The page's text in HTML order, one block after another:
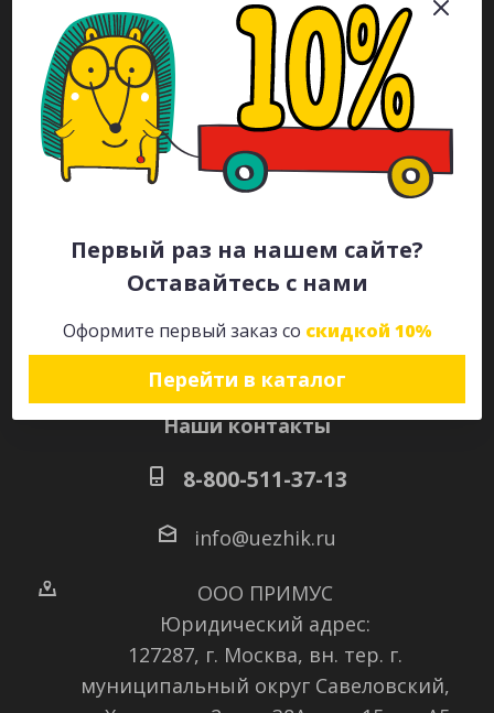
Первый раз на нашем сайте?
Оставайтесь с нами
Оформите первый заказ со скидкой 10%
Перейти в каталог
Гарантия на товар
Раскраски
Рекламодателям
Каталог
Будьте всегда в курсе!
Наши контакты
8-800-511-37-13
info@uezhik.ru
ООО ПРИМУС
Юридический адрес:
127287, г. Москва, вн. тер. г.
муниципальный округ Савеловский,